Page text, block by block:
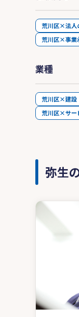
荒川区×法人
荒川区×事業
業種
荒川区×建設
荒川区×サー
弥生